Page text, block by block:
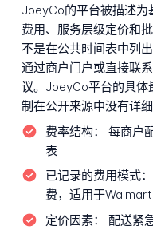
JoeyCo的平台被描述为
费用、服务层级定价和
不是在公共时间表中列
通过商户门户或直接联
议。JoeyCo平台的具体
制在公开来源中没有详细
费率结构：
每商户
表
已记录的费用模式：
费，适用于
定价因素：
配送紧